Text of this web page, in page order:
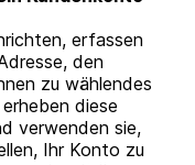
erfassen
den
zu wählendes
diese
verwenden sie,
Ihr Konto zu